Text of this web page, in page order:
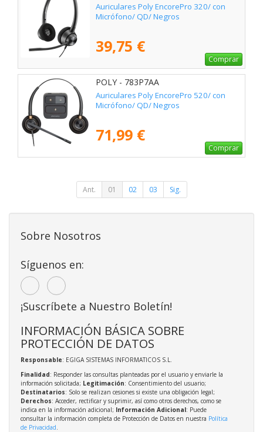
Auriculares Poly EncorePro 320/ con
Micrófono/ QD/ Negros
39,75 €
Comprar
POLY - 783P7AA
Auriculares Poly EncorePro 520/ con
Micrófono/ QD/ Negros
71,99 €
Comprar
Ant. 01 02 03 Sig.
Sobre Nosotros
Síguenos en:
¡Suscríbete a Nuestro Boletín!
INFORMACIÓN BÁSICA SOBRE
PROTECCIÓN DE DATOS
Responsable: EGIGA SISTEMAS INFORMATICOS S.L.
Finalidad: Responder las consultas planteadas por el usuario y enviarle la
información solicitada; Legitimación: Consentimiento del usuario;
Destinatarios: Solo se realizan cesiones si existe una obligación legal;
Derechos: Acceder, rectificar y suprimir, así como otros derechos, como se
indica en la información adicional; Información Adicional: Puede
consultar la información completa de Protección de Datos en nuestra Política
de Privacidad.